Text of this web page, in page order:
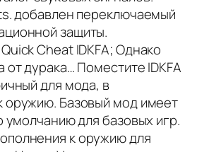
добавлен переключаемый
защиты.
Cheat IDKFA; Однако
от дурака… Поместите IDKFA
для мода, в
оружию. Базовый мод имеет
умолчанию для базовых игр.
к оружию для